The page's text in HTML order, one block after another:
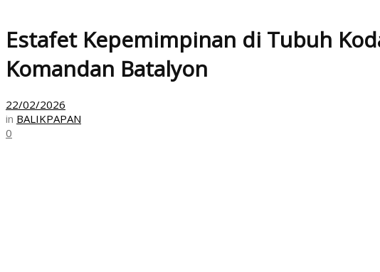
Estafet Kepemimpinan di Tubuh
Komandan Batalyon
22/02/2026
in BALIKPAPAN
0